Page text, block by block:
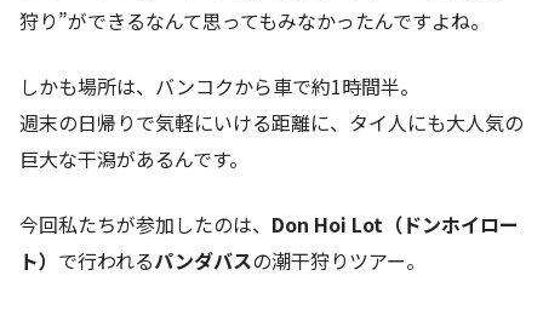
狩り”ができるなんて思ってもみなかったんですよね。
しかも場所は、バンコクから車で約1時間半。
週末の日帰りで気軽にいける距離に、タイ人にも大人気の
巨大な干潟があるんです。
今回私たちが参加したのは、 Don Hoi Lot（ドンホイロー
ト） で行われるパンダバスの潮干狩りツアー。